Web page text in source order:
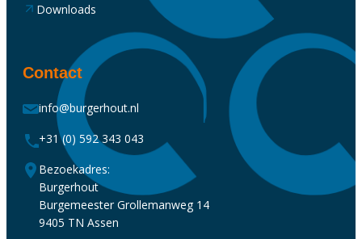
Downloads
Contact
info@burgerhout.nl
+31 (0) 592 343 043
Bezoekadres:
Burgerhout
Burgemeester Grollemanweg 14
9405 TN Assen